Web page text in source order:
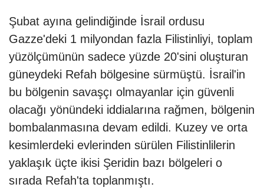
Şubat ayına gelindiğinde İsrail ordusu
Gazze'deki 1 milyondan fazla Filistinliyi, toplam
yüzölçümünün sadece yüzde 20'sini oluşturan
güneydeki Refah bölgesine sürmüştü. İsrail'in
bu bölgenin savaşçı olmayanlar için güvenli
olacağı yönündeki iddialarına rağmen, bölgenin
bombalanmasına devam edildi. Kuzey ve orta
kesimlerdeki evlerinden sürülen Filistinlilerin
yaklaşık üçte ikisi Şeridin bazı bölgeleri o
sırada Refah'ta toplanmıştı.